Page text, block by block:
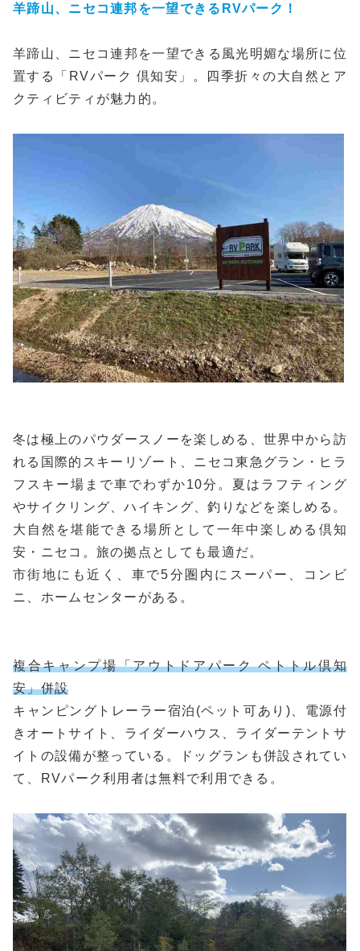
羊蹄山、ニセコ連邦を一望できるRVパーク！
羊蹄山、ニセコ連邦を一望できる風光明媚な場所に位
置する「RVパーク 倶知安」。四季折々の大自然とア
クティビティが魅力的。
冬は極上のパウダースノーを楽しめる、世界中から訪
れる国際的スキーリゾート、ニセコ東急グラン・ヒラ
フスキー場まで車でわずか10分。夏はラフティング
やサイクリング、ハイキング、釣りなどを楽しめる。
大自然を堪能できる場所として一年中楽しめる倶知
安・ニセコ。旅の拠点としても最適だ。
市街地にも近く、車で5分圏内にスーパー、コンビ
ニ、ホームセンターがある。
複合キャンプ場「アウトドアパーク ペトトル倶知
安」併設
キャンピングトレーラー宿泊(ペット可あり)、電源付
きオートサイト、ライダーハウス、ライダーテントサ
イトの設備が整っている。ドッグランも併設されてい
て、RVパーク利用者は無料で利用できる。